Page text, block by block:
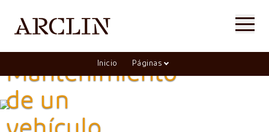
Inicio Páginas
Mantenimiento
de un